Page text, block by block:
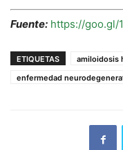
Fuente: https://goo.gl/
ETIQUETAS amiloidosis
enfermedad